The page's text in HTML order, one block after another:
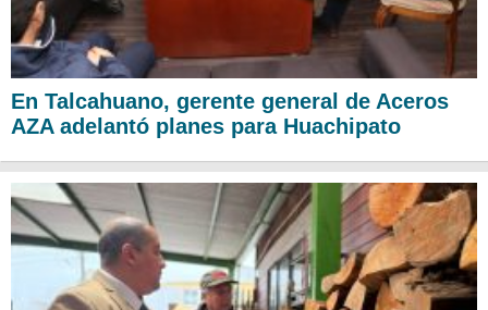
En Talcahuano, gerente general de Aceros
AZA adelantó planes para Huachipato